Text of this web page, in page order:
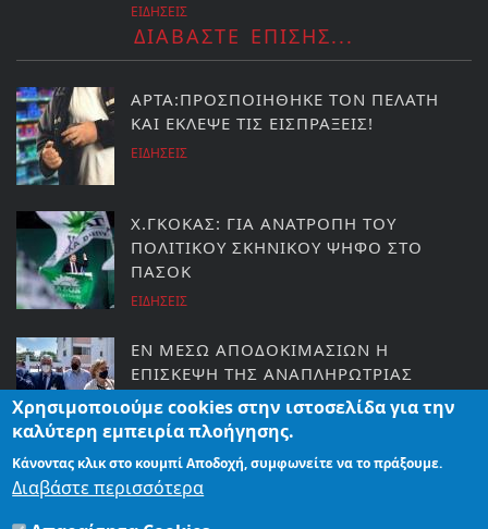
ΕΙΔΗΣΕΙΣ
ΔΙΑΒΑΣΤΕ ΕΠΙΣΗΣ...
ΑΡΤΑ:ΠΡΟΣΠΟΙΗΘΗΚΕ ΤΟΝ ΠΕΛΑΤΗ
ΚΑΙ ΕΚΛΕΨΕ ΤΙΣ ΕΙΣΠΡΑΞΕΙΣ!
ΕΙΔΗΣΕΙΣ
Χ.ΓΚΟΚΑΣ: ΓΙΑ ΑΝΑΤΡΟΠΗ ΤΟΥ
ΠΟΛΙΤΙΚΟΥ ΣΚΗΝΙΚΟΥ ΨΗΦΟ ΣΤΟ
ΠΑΣΟΚ
ΕΙΔΗΣΕΙΣ
ΕΝ ΜΕΣΩ ΑΠΟΔΟΚΙΜΑΣΙΩΝ Η
ΕΠΙΣΚΕΨΗ ΤΗΣ ΑΝΑΠΛΗΡΩΤΡΙΑΣ
ΥΠΟΥΡΓΟΥ ΥΓΕΙΑΣ ΣΤΗΝ ΠΡΕΒΕΖΑ
ΗΠΕΙΡΟΣ
ΘΡΙΑΜΒΟΣ ΤΟΥ ΣΙΑΦΑΚΑ!
Χρησιμοποιούμε cookies στην ιστοσελίδα για την
καλύτερη εμπειρία πλοήγησης.
Κάνοντας κλικ στο κουμπί Αποδοχή, συμφωνείτε να το πράξουμε.
Διαβάστε περισσότερα